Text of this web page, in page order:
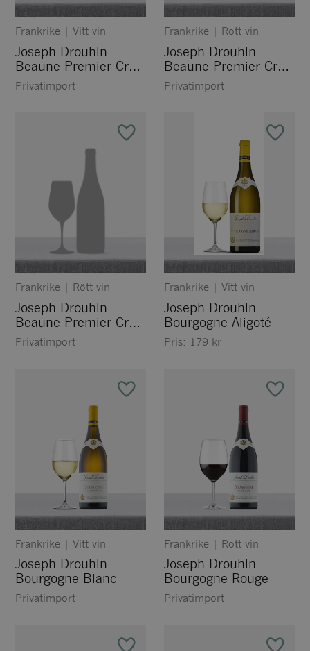
Frankrike |Vitt vin
Joseph Drouhin
Beaune Premier Cru
Clos des Mouches
Privatimport
Frankrike | Rött vin
Joseph Drouhin
Beaune Premier Cru
Clos des Mouches
Privatimport
Frankrike | Rött vin
Joseph Drouhin
Beaune Premier Cru
Grèves
Privatimport
Frankrike |Vitt vin
Joseph Drouhin
Bourgogne Aligoté
Pris: 179 kr
Frankrike |Vitt vin
Joseph Drouhin
Bourgogne Blanc
Privatimport
Frankrike | Rött vin
Joseph Drouhin
Bourgogne Rouge
Privatimport